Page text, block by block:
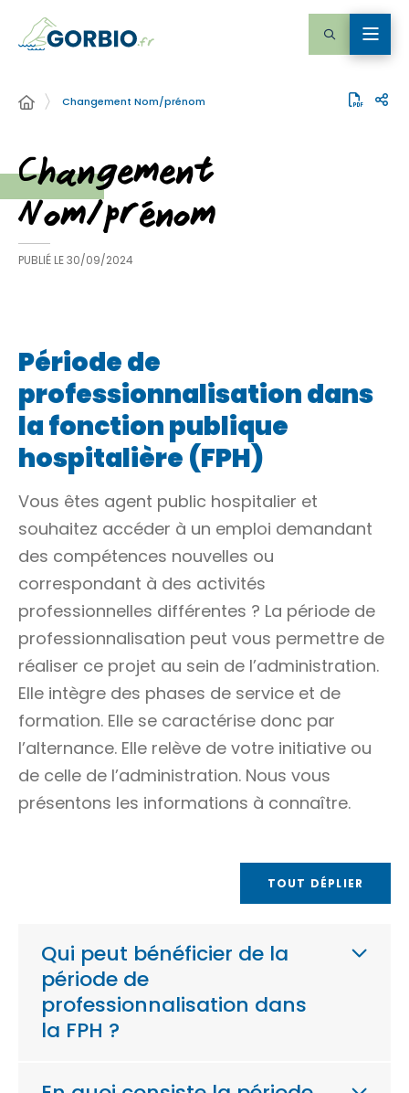
Changement Nom/prénom
Changement
Nom/prénom
PUBLIÉ LE30/09/2024
Période de
professionnalisation dans
la fonction publique
hospitalière (FPH)
Vous êtes agent public hospitalier et
souhaitez accéder à un emploi demandant
des compétences nouvelles ou
correspondant à des activités
professionnelles différentes ? La période de
professionnalisation peut vous permettre de
réaliser ce projet au sein de l’administration.
Elle intègre des phases de service et de
formation. Elle se caractérise donc par
l’alternance. Elle relève de votre initiative ou
de celle de l’administration. Nous vous
présentons les informations à connaître.
TOUT DÉPLIER
Qui peut bénéficier de la
période de
professionnalisation dans
la FPH ?